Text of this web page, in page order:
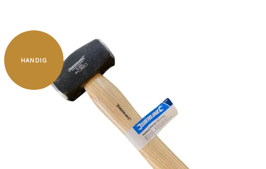
HANDIG